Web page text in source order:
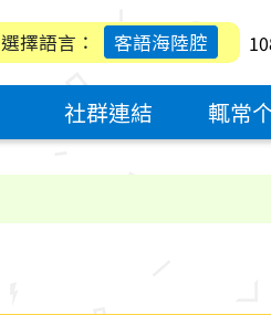
選擇語言： 客語海陸腔
社群連結 輒常